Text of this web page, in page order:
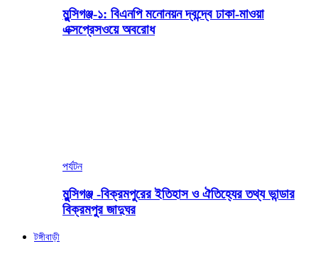
মুন্সিগঞ্জ-১: বিএনপি মনোনয়ন দ্বন্দ্বে ঢাকা-মাওয়া
এক্সপ্রেসওয়ে অবরোধ
পর্যটন
মুন্সিগঞ্জ -বিক্রমপুরের ইতিহাস ও ঐতিহ্যের তথ্য ভান্ডার
বিক্রমপুর জাদুঘর
টঙ্গীবাড়ী